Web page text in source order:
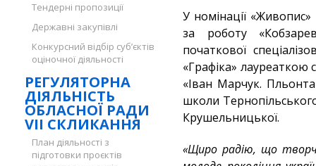
Тендерні пропозиції
Державні закупівлі
Конкурсний відбір суб’єктів
оціночної діяльності
РЕГУЛЯТОРНА
ДІЯЛЬНІСТЬ
ОБЛАСНОЇ РАДИ
VII СКЛИКАННЯ
План діяльності з
підготовки проєктів
У номінації
за роботу
початкової
«Графіка» лауреаткою
«Іван Марчук.
школи
Крушельницької.
«Щиро радію, що